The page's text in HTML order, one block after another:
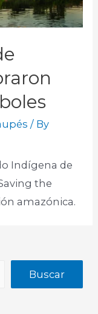
/ By
Indígena de
the
amazónica.
Buscar